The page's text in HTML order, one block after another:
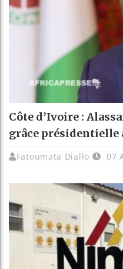
Côte d’Ivoire :
grâce présidentielle
Fatoumata Diallo 07